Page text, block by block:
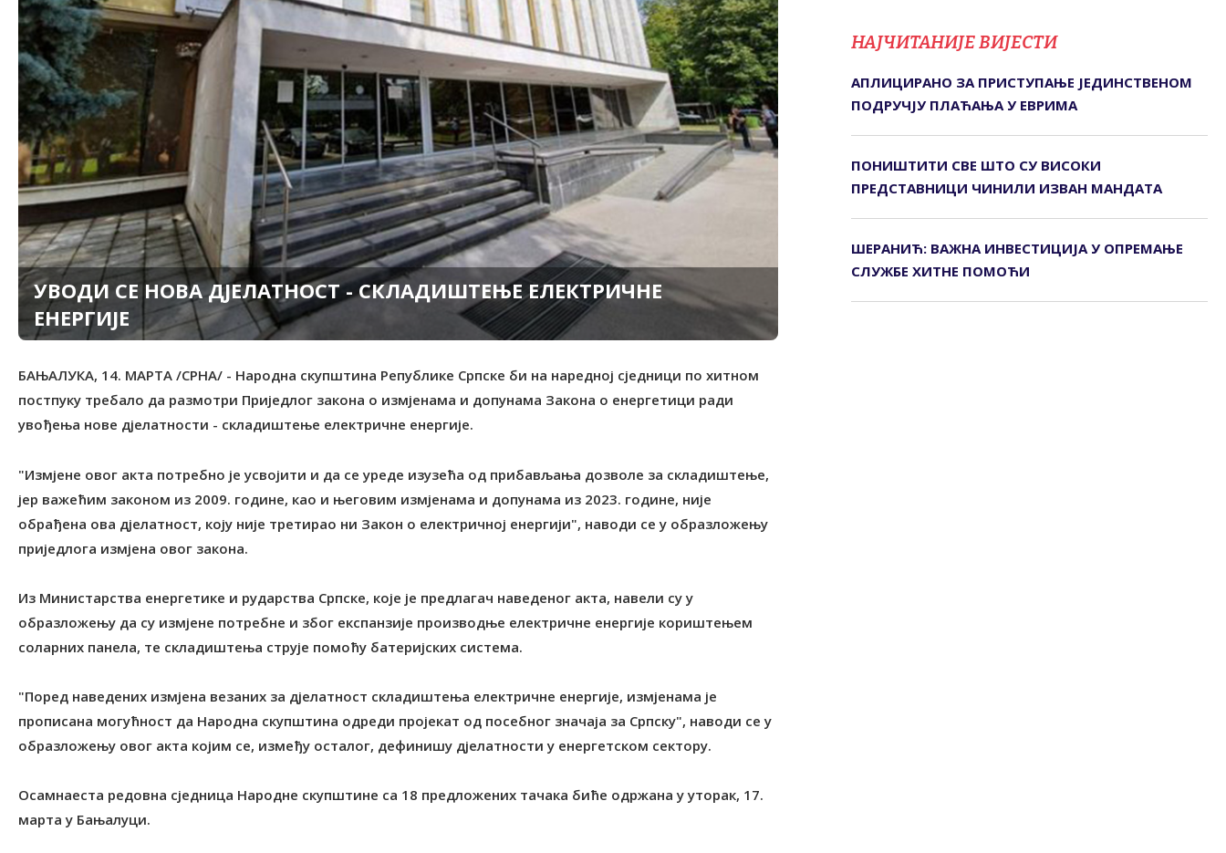
УВОДИ СЕ НОВА ДЈЕЛАТНОСТ - СКЛАДИШТЕЊЕ ЕЛЕКТРИЧНЕ
ЕНЕРГИЈЕ
БАЊАЛУКА, 14. МАРТА /СРНА/ - Народна скупштина Републике Српске би на наредној сједници по хитном
постпуку требало да размотри Приједлог закона о измјенама и допунама Закона о енергетици ради
увођења нове дјелатности - складиштење електричне енергије.
"Измјене овог акта потребно је усвојити и да се уреде изузећа од прибављања дозволе за складиштење,
јер важећим законом из 2009. године, као и његовим измјенама и допунама из 2023. године, није
обрађена ова дјелатност, коју није третирао ни Закон о електричној енергији", наводи се у образложењу
приједлога измјена овог закона.
Из Министарства енергетике и рударства Српске, које је предлагач наведеног акта, навели су у
образложењу да су измјене потребне и због експанзије производње електричне енергије кориштењем
соларних панела, те складиштења струје помоћу батеријских система.
"Поред наведених измјена везаних за дјелатност складиштења електричне енергије, измјенама је
прописана могућност да Народна скупштина одреди пројекат од посебног значаја за Српску", наводи се у
образложењу овог акта којим се, између осталог, дефинишу дјелатности у енергетском сектору.
Осамнаеста редовна сједница Народне скупштине са 18 предложених тачака биће одржана у уторак, 17.
марта у Бањалуци.
НАЈЧИТАНИЈЕ ВИЈЕСТИ
АПЛИЦИРАНО ЗА ПРИСТУПАЊЕ ЈЕДИНСТВЕНОМ
ПОДРУЧЈУ ПЛАЋАЊА У ЕВРИМА
ПОНИШТИТИ СВЕ ШТО СУ ВИСОКИ
ПРЕДСТАВНИЦИ ЧИНИЛИ ИЗВАН МАНДАТА
ШЕРАНИЋ: ВАЖНА ИНВЕСТИЦИЈА У ОПРЕМАЊЕ
СЛУЖБЕ ХИТНЕ ПОМОЋИ